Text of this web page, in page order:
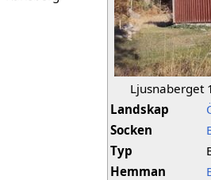
Ljusnaberget
Landskap
Socken
Typ
Hemman